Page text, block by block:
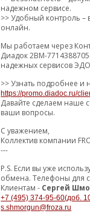
надежном сервисе.
>> Удобный контроль –
онлайн.
Мы работаем через
Диадок 2BM-
надежных сервисов
>> Узнать подробнее и
https://promo.diadoc.ru/
Давайте сделаем наше
ваши вопросы.
С уважением,
Коллектив компании
---
P.S. Если вы уже
обмена. Телефоны для
Клиентам - Сергей
+7 (495) 374-95-60(доб.
s.shmorgun@froza.ru